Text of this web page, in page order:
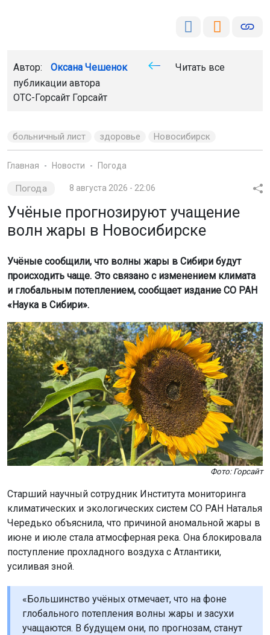
Автор: Оксана Чешенок
Читать все
публикации автора
ОТС-Горсайт Горсайт
больничный лист здоровье Новосибирск
Главная Новости Погода
Погода 8 августа 2026 - 22:06
Учёные прогнозируют учащение
волн жары в Новосибирске
Учёные сообщили, что волны жары в Сибири будут
происходить чаще. Это связано с изменением климата
и глобальным потеплением, сообщает издание СО РАН
«Наука в Сибири».
Фото: Горсайт
Старший научный сотрудник Института мониторинга
климатических и экологических систем СО РАН Наталья
Чередько объяснила, что причиной аномальной жары в
июне и июле стала атмосферная река. Она блокировала
поступление прохладного воздуха с Атлантики,
усиливая зной.
«Большинство учёных отмечает, что на фоне
глобального потепления волны жары и засухи
учащаются. В будущем они, по прогнозам, станут